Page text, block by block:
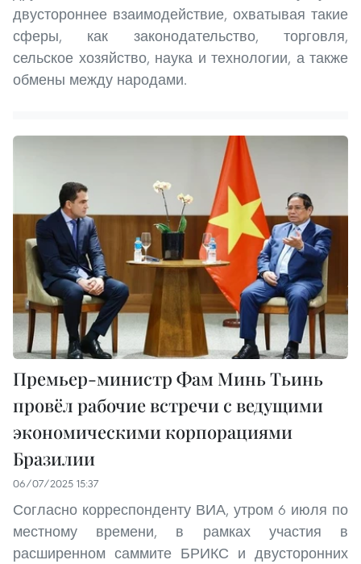
двустороннее взаимодействие, охватывая такие
сферы, как законодательство, торговля,
сельское хозяйство, наука и технологии, а также
обмены между народами.
Премьер-министр Фам Минь Тьинь
провёл рабочие встречи с ведущими
экономическими корпорациями
Бразилии
06/07/2025 15:37
Согласно корреспонденту ВИА, утром 6 июля по
местному времени, в рамках участия в
расширенном саммите БРИКС и двусторонних